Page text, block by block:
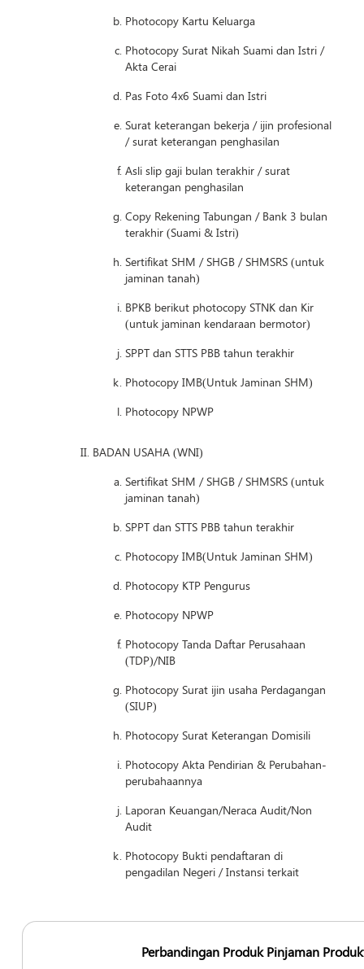
Photocopy Kartu Keluarga
Photocopy Surat Nikah Suami dan Istri /
Akta Cerai
Pas Foto 4x6 Suami dan Istri
Surat keterangan bekerja / ijin profesional
/ surat keterangan penghasilan
Asli slip gaji bulan terakhir / surat
keterangan penghasilan
Copy Rekening Tabungan / Bank 3 bulan
terakhir (Suami & Istri)
Sertifikat SHM / SHGB / SHMSRS (untuk
jaminan tanah)
BPKB berikut photocopy STNK dan Kir
(untuk jaminan kendaraan bermotor)
SPPT dan STTS PBB tahun terakhir
Photocopy IMB(Untuk Jaminan SHM)
Photocopy NPWP
BADAN USAHA (WNI)
Sertifikat SHM / SHGB / SHMSRS (untuk
jaminan tanah)
SPPT dan STTS PBB tahun terakhir
Photocopy IMB(Untuk Jaminan SHM)
Photocopy KTP Pengurus
Photocopy NPWP
Photocopy Tanda Daftar Perusahaan
(TDP)/NIB
Photocopy Surat ijin usaha Perdagangan
(SIUP)
Photocopy Surat Keterangan Domisili
Photocopy Akta Pendirian & Perubahan-
perubahaannya
Laporan Keuangan/Neraca Audit/Non
Audit
Photocopy Bukti pendaftaran di
pengadilan Negeri / Instansi terkait
Perbandingan Produk Pinjaman